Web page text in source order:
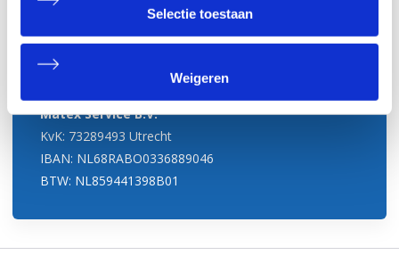
Selectie toestaan
Weigeren
KvK: 73289620 Utrecht
IBAN: NL16RABO0337021708
BTW: NL859441489B01
Matex Service B.V.
KvK: 73289493 Utrecht
IBAN: NL68RABO0336889046
BTW: NL859441398B01